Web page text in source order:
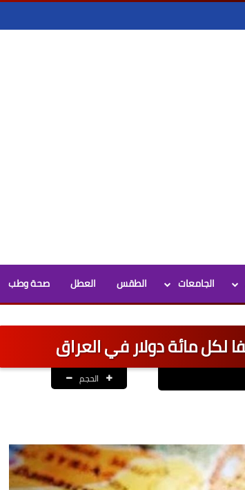
الجامعات الطقس العطل صحة وطب
الحجم